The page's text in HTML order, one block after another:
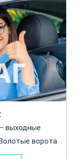
выходные
ворота